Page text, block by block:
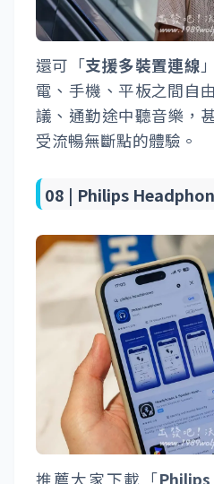
還可「支援多裝置連線
電、手機、平板之間自
議、通勤途中聽音樂，
受流暢無斷點的體驗。
08 | Philips
推薦大家下載「